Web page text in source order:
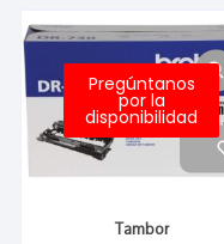
Pregúntanos
por la
disponibilidad
Tambor